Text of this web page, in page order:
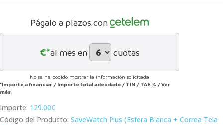
Págalo a plazos con
€*al mes en cuotas
No se ha podido mostrar la información solicitada
*Importe a financiar / Importe total adeudado / TIN / TAE % /Ver
más
Importe: 129.00€
Código del Producto: SaveWatch Plus (Esfera Blanca + Correa Tela